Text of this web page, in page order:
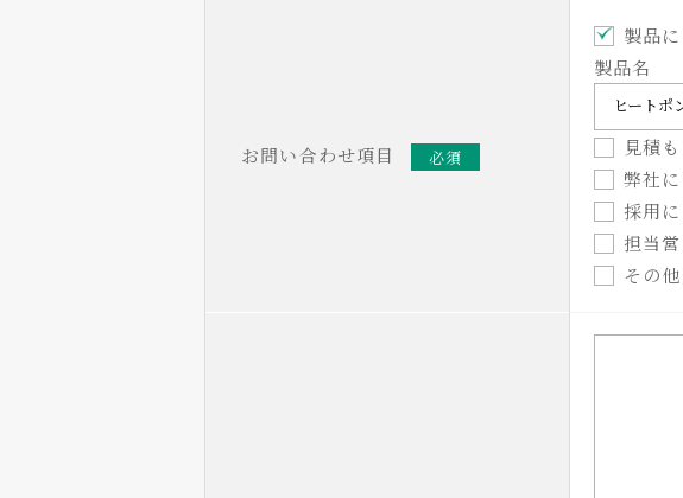
お問い合わせ項目 必須
製品
製品名
見積
弊社
採用
担当
その